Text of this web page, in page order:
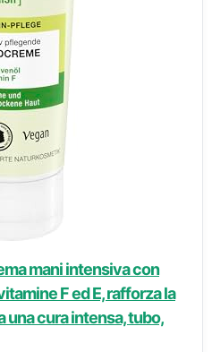
mani intensiva con
F ed E, rafforza la
una cura intensa, tubo,